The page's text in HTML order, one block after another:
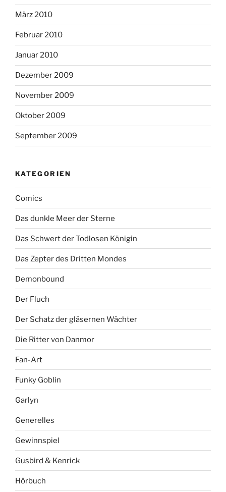
März 2010
Februar 2010
Januar 2010
Dezember 2009
November 2009
Oktober 2009
September 2009
KATEGORIEN
Comics
Das dunkle Meer der Sterne
Das Schwert der Todlosen Königin
Das Zepter des Dritten Mondes
Demonbound
Der Fluch
Der Schatz der gläsernen Wächter
Die Ritter von Danmor
Fan-Art
Funky Goblin
Garlyn
Generelles
Gewinnspiel
Gusbird & Kenrick
Hörbuch